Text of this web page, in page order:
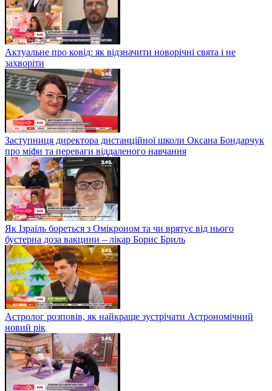
Актуальне про ковід: як відзначити новорічні свята і не
захворіти
Заступниця директора дистанційної школи Оксана Бондарчук
про міфи та переваги віддаленого навчання
Як Ізраїль бореться з Омікроном та чи врятує від нього
бустерна доза вакцини – лікар Борис Бриль
Астролог розповів, як найкраще зустрічати Астрономічний
новий рік